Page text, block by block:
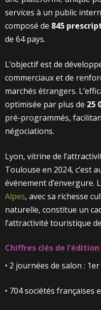
services à un public
composé de 845
de 64 pays.
L’objectif est de
commerciaux et de
marchés étrangers.
optimisée par plus de 25
pré-programmés,
négociations.
Lyon, vitrine de
Toulouse en 2024, c’est
événement d’envergure.
Alpes, avec sa richesse
naturelle, constitue un
l’attractivité touristique
Chiffres clés de l’édition
• 2 journées de salon :
• 704 sociétés françaises